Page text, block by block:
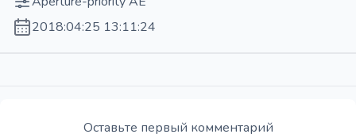
2018:04:25 13:11:24
Оставьте первый комментарий